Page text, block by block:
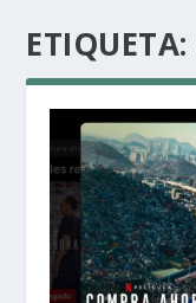
ETIQUETA: